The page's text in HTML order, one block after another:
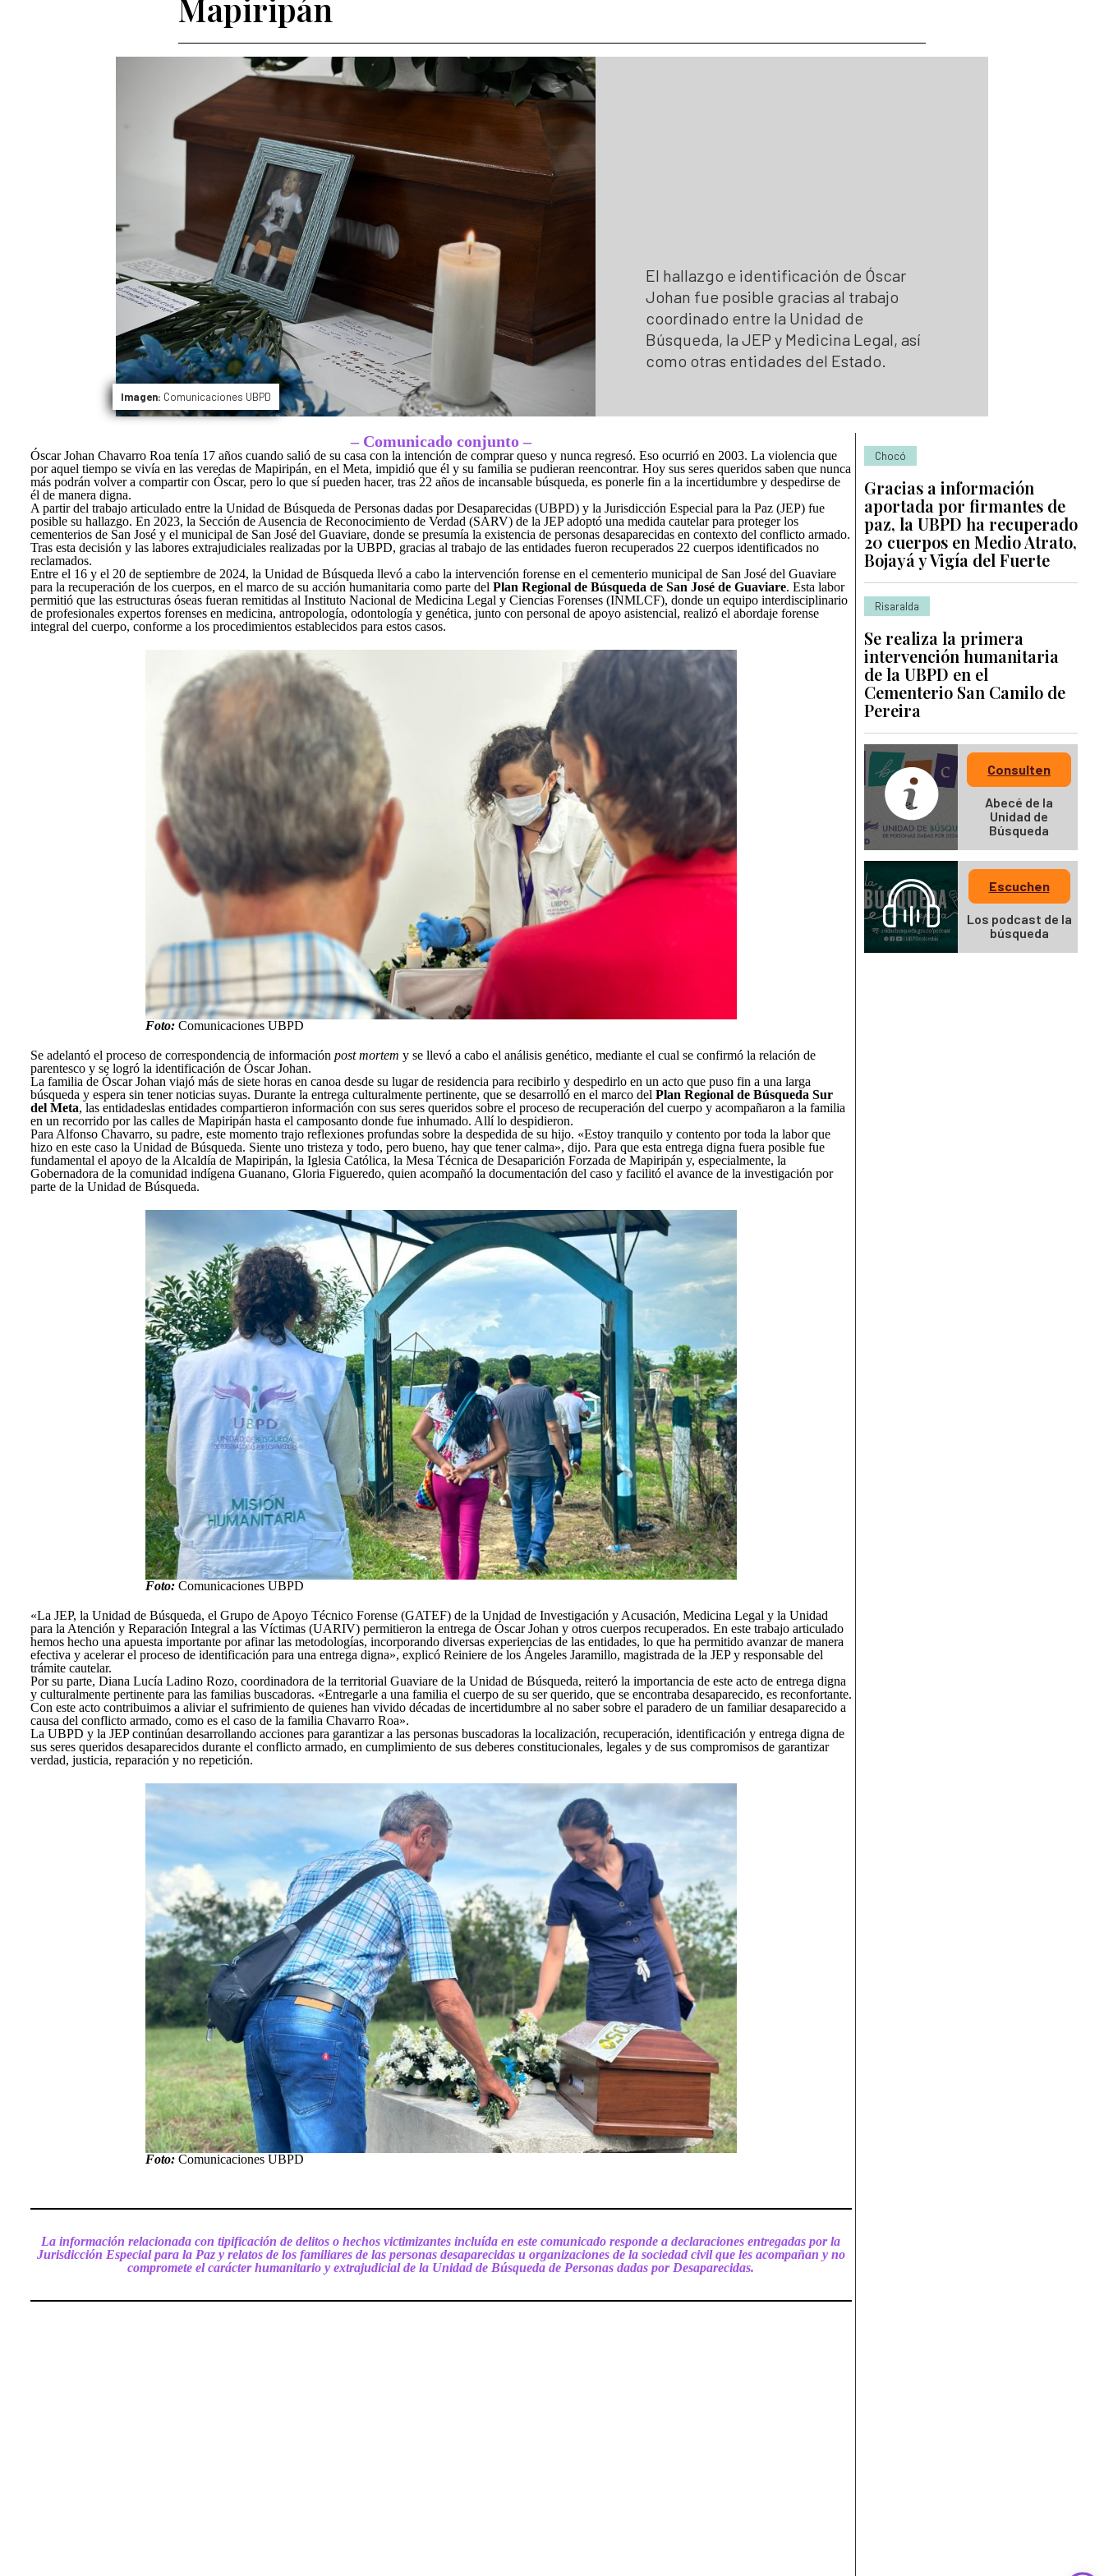
Entes y autoridades que vigilan
Otras entidades relacionadas
Banco de hojas de vida
Lineamientos de participación en la búsqueda
Ruta de participación en la búsqueda
Banco de Iniciativas – Red de Apoyo Operativo para la Búsqueda
Así avanzamos
Listado de personas dadas por desaparecidas
Mapa de lugares de interés forense para la búsqueda
Mapa de personas buscadoras según solicitudes de búsqueda
Mapiripán
El hallazgo e identificación de Óscar
Johan fue posible gracias al trabajo
coordinado entre la Unidad de
Búsqueda, la JEP y Medicina Legal, así
como otras entidades del Estado.
Imagen: Comunicaciones UBPD
– Comunicado conjunto –
Óscar Johan Chavarro Roa tenía 17 años cuando salió de su casa con la intención de comprar queso y nunca regresó. Eso ocurrió en 2003. La violencia que
por aquel tiempo se vivía en las veredas de Mapiripán, en el Meta, impidió que él y su familia se pudieran reencontrar. Hoy sus seres queridos saben que nunca
más podrán volver a compartir con Óscar, pero lo que sí pueden hacer, tras 22 años de incansable búsqueda, es ponerle fin a la incertidumbre y despedirse de
él de manera digna.
A partir del trabajo articulado entre la Unidad de Búsqueda de Personas dadas por Desaparecidas (UBPD) y la Jurisdicción Especial para la Paz (JEP) fue
posible su hallazgo. En 2023, la Sección de Ausencia de Reconocimiento de Verdad (SARV) de la JEP adoptó una medida cautelar para proteger los
cementerios de San José y el municipal de San José del Guaviare, donde se presumía la existencia de personas desaparecidas en contexto del conflicto armado.
Tras esta decisión y las labores extrajudiciales realizadas por la UBPD, gracias al trabajo de las entidades fueron recuperados 22 cuerpos identificados no
reclamados.
Entre el 16 y el 20 de septiembre de 2024, la Unidad de Búsqueda llevó a cabo la intervención forense en el cementerio municipal de San José del Guaviare
para la recuperación de los cuerpos, en el marco de su acción humanitaria como parte del Plan Regional de Búsqueda de San José de Guaviare. Esta labor
permitió que las estructuras óseas fueran remitidas al Instituto Nacional de Medicina Legal y Ciencias Forenses (INMLCF), donde un equipo interdisciplinario
de profesionales expertos forenses en medicina, antropología, odontología y genética, junto con personal de apoyo asistencial, realizó el abordaje forense
integral del cuerpo, conforme a los procedimientos establecidos para estos casos.
Foto: Comunicaciones UBPD
Se adelantó el proceso de correspondencia de información post mortem y se llevó a cabo el análisis genético, mediante el cual se confirmó la relación de
parentesco y se logró la identificación de Óscar Johan.
La familia de Óscar Johan viajó más de siete horas en canoa desde su lugar de residencia para recibirlo y despedirlo en un acto que puso fin a una larga
búsqueda y espera sin tener noticias suyas. Durante la entrega culturalmente pertinente, que se desarrolló en el marco del Plan Regional de Búsqueda Sur
del Meta, las entidadeslas entidades compartieron información con sus seres queridos sobre el proceso de recuperación del cuerpo y acompañaron a la familia
en un recorrido por las calles de Mapiripán hasta el camposanto donde fue inhumado. Allí lo despidieron.
Para Alfonso Chavarro, su padre, este momento trajo reflexiones profundas sobre la despedida de su hijo. «Estoy tranquilo y contento por toda la labor que
hizo en este caso la Unidad de Búsqueda. Siente uno tristeza y todo, pero bueno, hay que tener calma», dijo. Para que esta entrega digna fuera posible fue
fundamental el apoyo de la Alcaldía de Mapiripán, la Iglesia Católica, la Mesa Técnica de Desaparición Forzada de Mapiripán y, especialmente, la
Gobernadora de la comunidad indígena Guanano, Gloria Figueredo, quien acompañó la documentación del caso y facilitó el avance de la investigación por
parte de la Unidad de Búsqueda.
Foto: Comunicaciones UBPD
«La JEP, la Unidad de Búsqueda, el Grupo de Apoyo Técnico Forense (GATEF) de la Unidad de Investigación y Acusación, Medicina Legal y la Unidad
para la Atención y Reparación Integral a las Víctimas (UARIV) permitieron la entrega de Óscar Johan y otros cuerpos recuperados. En este trabajo articulado
hemos hecho una apuesta importante por afinar las metodologías, incorporando diversas experiencias de las entidades, lo que ha permitido avanzar de manera
efectiva y acelerar el proceso de identificación para una entrega digna», explicó Reiniere de los Ángeles Jaramillo, magistrada de la JEP y responsable del
trámite cautelar.
Por su parte, Diana Lucía Ladino Rozo, coordinadora de la territorial Guaviare de la Unidad de Búsqueda, reiteró la importancia de este acto de entrega digna
y culturalmente pertinente para las familias buscadoras. «Entregarle a una familia el cuerpo de su ser querido, que se encontraba desaparecido, es reconfortante.
Con este acto contribuimos a aliviar el sufrimiento de quienes han vivido décadas de incertidumbre al no saber sobre el paradero de un familiar desaparecido a
causa del conflicto armado, como es el caso de la familia Chavarro Roa».
La UBPD y la JEP continúan desarrollando acciones para garantizar a las personas buscadoras la localización, recuperación, identificación y entrega digna de
sus seres queridos desaparecidos durante el conflicto armado, en cumplimiento de sus deberes constitucionales, legales y de sus compromisos de garantizar
verdad, justicia, reparación y no repetición.
Foto: Comunicaciones UBPD
La información relacionada con tipificación de delitos o hechos victimizantes incluída en este comunicado responde a declaraciones entregadas por la
Jurisdicción Especial para la Paz y relatos de los familiares de las personas desaparecidas u organizaciones de la sociedad civil que les acompañan y no
compromete el carácter humanitario y extrajudicial de la Unidad de Búsqueda de Personas dadas por Desaparecidas.
Chocó
Gracias a información
aportada por firmantes de
paz, la UBPD ha recuperado
20 cuerpos en Medio Atrato,
Bojayá y Vigía del Fuerte
Risaralda
Se realiza la primera
intervención humanitaria
de la UBPD en el
Cementerio San Camilo de
Pereira
Consulten
Abecé de la
Unidad de
Búsqueda
Escuchen
Los podcast de la
búsqueda